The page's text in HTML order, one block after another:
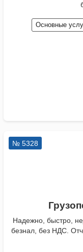
Основные
№ 5328
Надежно, быстро,
безнал, без НДС.